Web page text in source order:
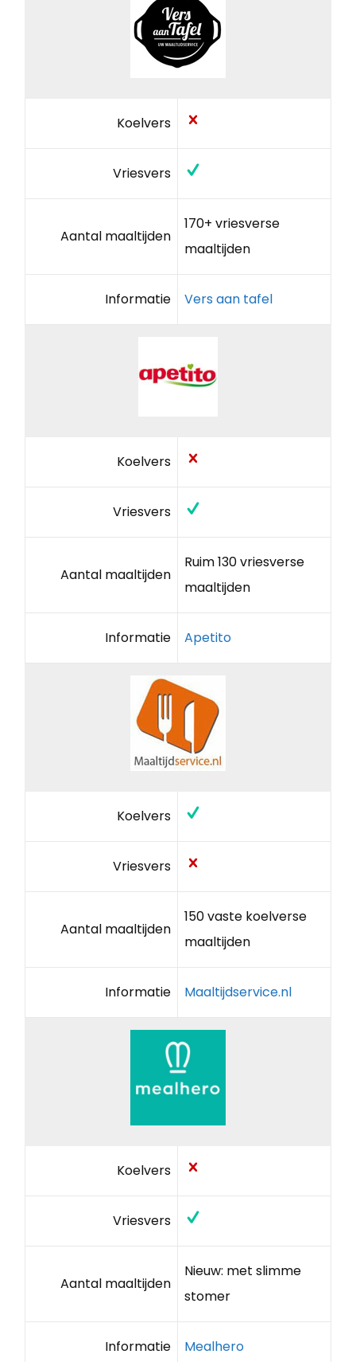
Koelvers
Vriesvers
Aantal maaltijden
170+ vriesverse
maaltijden
Informatie Vers aan tafel
Koelvers
Vriesvers
Aantal maaltijden
Ruim 130 vriesverse
maaltijden
Informatie Apetito
Koelvers
Vriesvers
Aantal maaltijden
150 vaste koelverse
maaltijden
Informatie Maaltijdservice.nl
Koelvers
Vriesvers
Aantal maaltijden
Nieuw: met slimme
stomer
Informatie Mealhero